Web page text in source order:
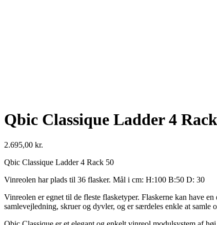
Qbic Classique Ladder 4
2.695,00 kr.
Qbic Classique Ladder 4 Rack 50
Vinreolen har plads til 36 flasker. Mål i cm: H:100 B:50 D: 30
Vinreolen er egnet til de fleste flasketyper. Flaskerne kan have
samlevejledning, skruer og dyvler, og er særdeles enkle at